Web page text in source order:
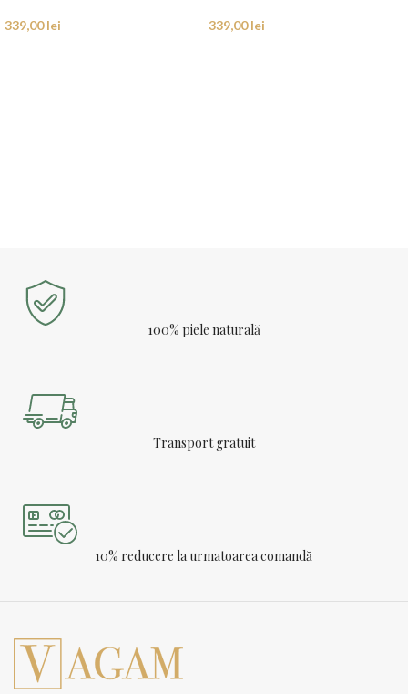
339,00lei 339,00lei
100% piele naturală
Transport gratuit
10% reducere la urmatoarea comandă